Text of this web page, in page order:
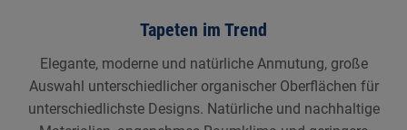
Tapeten im Trend
Elegante, moderne und natürliche Anmutung, große
Auswahl unterschiedlicher organischer Oberflächen für
unterschiedlichste Designs. Natürliche und nachhaltige